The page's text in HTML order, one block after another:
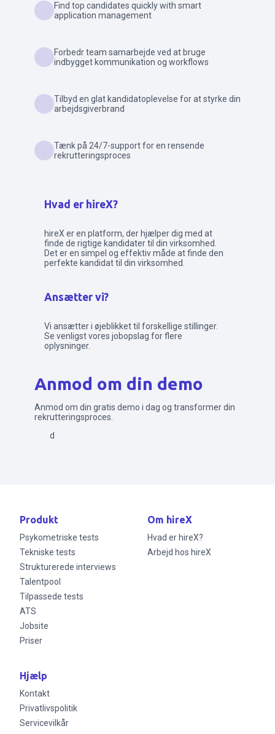
Find top candidates quickly with smart
application management
Forbedr team samarbejde ved at bruge
indbygget kommunikation og workflows
Tilbyd en glat kandidatoplevelse for at styrke din
arbejdsgiverbrand
Tænk på 24/7-support for en rensende
rekrutteringsproces
Hvad er hireX?
hireX er en platform, der hjælper dig med at
finde de rigtige kandidater til din virksomhed.
Det er en simpel og effektiv måde at finde den
perfekte kandidat til din virksomhed.
Ansætter vi?
Vi ansætter i øjeblikket til forskellige stillinger.
Se venligst vores jobopslag for flere
oplysninger.
Anmod om din demo
Anmod om din gratis demo i dag og transformer din
rekrutteringsproces.
Send
Produkt
Psykometriske tests
Tekniske tests
Strukturerede interviews
Talentpool
Tilpassede tests
ATS
Jobsite
Priser
Om hireX
Hvad er hireX?
Arbejd hos hireX
Hjælp
Kontakt
Privatlivspolitik
Servicevilkår